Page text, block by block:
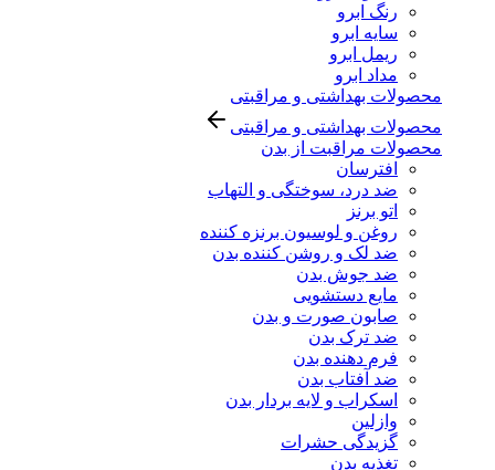
رنگ ابرو
سایه ابرو
ریمل ابرو
مداد ابرو
محصولات بهداشتی و مراقبتی
محصولات بهداشتی و مراقبتی
محصولات مراقبت از بدن
افترسان
ضد درد، سوختگی و التهاب
اتو برنز
روغن و لوسیون برنزه کننده
ضد لک و روشن کننده بدن
ضد جوش بدن
مایع دستشویی
صابون صورت و بدن
ضد ترک بدن
فرم دهنده بدن
ضد آفتاب بدن
اسکراب و لایه بردار بدن
وازلین
گزیدگی حشرات
تغذیه بدن